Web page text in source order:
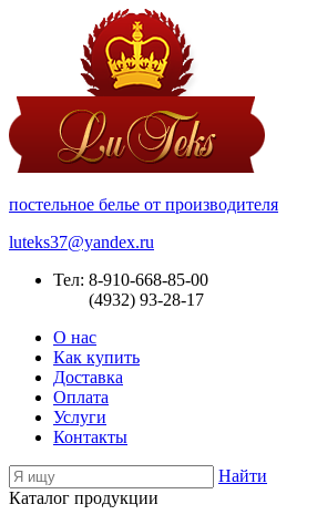
постельное белье от производителя
luteks37@yandex.ru
Тел: 8-910-668-85-00
(4932) 93-28-17
О нас
Как купить
Доставка
Оплата
Услуги
Контакты
Найти
Каталог продукции